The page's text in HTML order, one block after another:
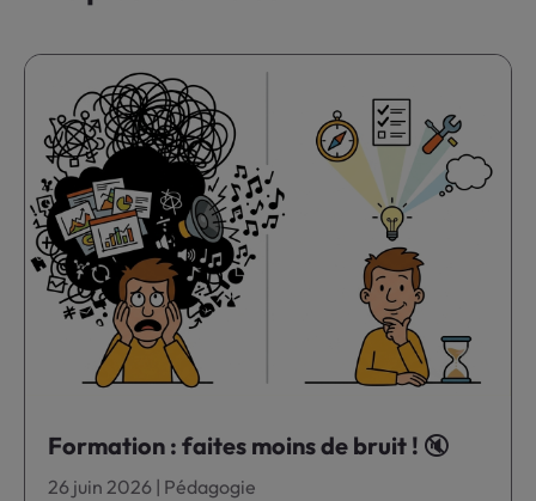
Formation : faites moins de bruit ! 🔇
26 juin 2026 | Pédagogie